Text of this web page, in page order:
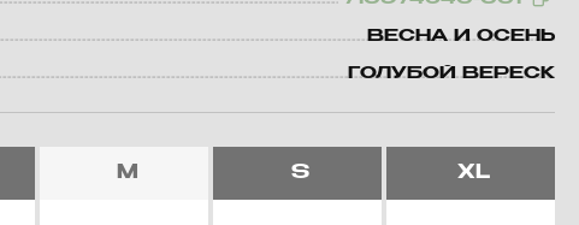
ВЕСНА И ОСЕНЬ
ГОЛУБОЙ ВЕРЕСК
M S XL